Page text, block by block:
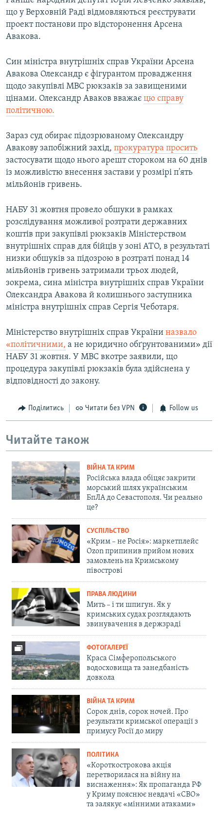
що у Верховній Раді відмовляються реєструвати
проект постанови про відсторонення Арсена
Авакова.
Син міністра внутрішніх справ України Арсена
Авакова Олександр є фігурантом провадження
щодо закупівлі МВС рюкзаків за завищеними
цінами. Олександр Аваков вважає цю справу
політичною.
Зараз суд обирає підозрюваному Олександру
Авакову запобіжний захід, прокуратура просить
застосувати щодо нього арешт стороком на 60 днів
із можливістю внесення застави у розмірі п'ять
мільйонів гривень.
НАБУ 31 жовтня провело обшуки в рамках
розслідування можливої розтрати державних
коштів при закупівлі рюкзаків Міністерством
внутрішніх справ для бійців у зоні АТО, в результаті
низки обшуків за підозрою в розтраті понад 14
мільйонів гривень затримали трьох людей,
зокрема, сина міністра внутрішніх справ України
Олександра Авакова й колишнього заступника
міністра внутрішніх справ Сергія Чеботаря.
Міністерство внутрішніх справ України назвало
«політичними, а не юридично обґрунтованими» дії
НАБУ 31 жовтня. У МВС вкотре заявили, що
процедура закупівлі рюкзаків була здійснена у
відповідності до закону.
Поділитись Читати без VPN Follow us
Читайте також
ВІЙНА ТА КРИМ
Російська влада обіцяє закрити
морський шлях українським
БпЛА до Севастополя. Чи реально
це?
СУСПІЛЬСТВО
«Крим – не Росія»: маркетплейс
Ozon припинив прийом нових
замовлень на Кримському
півострові
ПРАВА ЛЮДИНИ
Мить – і ти шпигун. Як у
кримських судах розглядають
звинувачення в держзраді
ФОТОГАЛЕРЕЇ
Краса Сімферопольського
водосховища та занедбаність
довкола
ВІЙНА ТА КРИМ
Сорок днів, сорок ночей. Про
результати кримської операції з
примусу Росії до миру
ПОЛІТИКА
«Короткострокова акція
перетворилася на війну на
виснаження»: Як пропаганда РФ
у Криму пояснює невдачі «СВО»
та залякує «мінними атаками»